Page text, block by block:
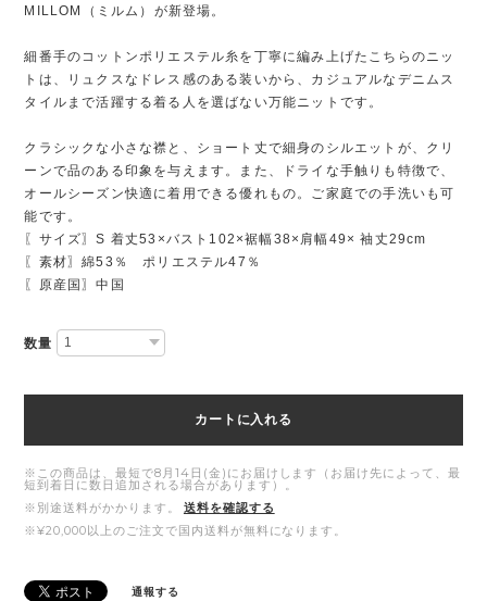
MILLOM（ミルム）が新登場。
細番手のコットンポリエステル糸を丁寧に編み上げたこちらのニッ
トは、リュクスなドレス感のある装いから、カジュアルなデニムス
タイルまで活躍する着る人を選ばない万能ニットです。
クラシックな小さな襟と、ショート丈で細身のシルエットが、クリ
ーンで品のある印象を与えます。また、ドライな手触りも特徴で、
オールシーズン快適に着用できる優れもの。ご家庭での手洗いも可
能です。
〖サイズ〗S 着丈53×バスト102×裾幅38×肩幅49× 袖丈29cm
〖素材〗綿53％ ポリエステル47％
〖原産国〗中国
数量
カートに入れる
※この商品は、最短で8月14日(金)にお届けします（お届け先によって、最
短到着日に数日追加される場合があります）。
※別途送料がかかります。
送料を確認する
※¥20,000以上のご注文で国内送料が無料になります。
通報する